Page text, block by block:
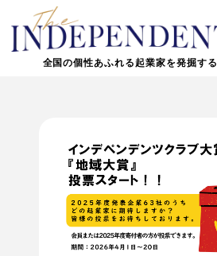
全国の個性あふれる起業家を発掘する